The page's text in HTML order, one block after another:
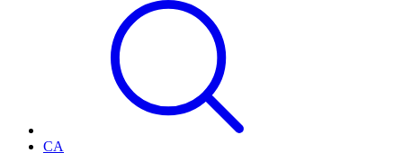
CA